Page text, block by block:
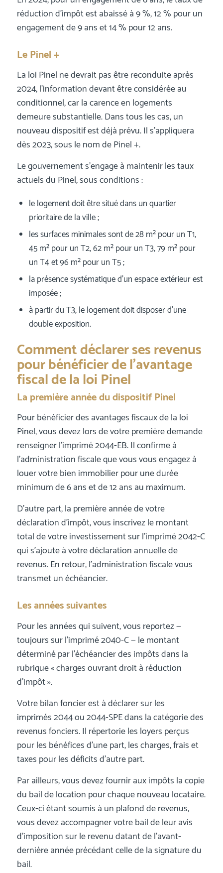
réduction d’impôt est abaissé à 9 %, 12 % pour un
engagement de 9 ans et 14 % pour 12 ans.
Le Pinel +
La loi Pinel ne devrait pas être reconduite après
2024, l’information devant être considérée au
conditionnel, car la carence en logements
demeure substantielle. Dans tous les cas, un
nouveau dispositif est déjà prévu. Il s’appliquera
dès 2023, sous le nom de Pinel +.
Le gouvernement s’engage à maintenir les taux
actuels du Pinel, sous conditions :
le logement doit être situé dans un quartier
prioritaire de la ville ;
les surfaces minimales sont de 28 m² pour un T1,
45 m² pour un T2, 62 m² pour un T3, 79 m² pour
un T4 et 96 m² pour un T5 ;
la présence systématique d’un espace extérieur est
imposée ;
à partir du T3, le logement doit disposer d’une
double exposition.
Comment déclarer ses revenus
pour bénéficier de l’avantage
fiscal de la loi Pinel
La première année du dispositif Pinel
Pour bénéficier des avantages fiscaux de la loi
Pinel, vous devez lors de votre première demande
renseigner l’imprimé 2044-EB. Il confirme à
l’administration fiscale que vous vous engagez à
louer votre bien immobilier pour une durée
minimum de 6 ans et de 12 ans au maximum.
D’autre part, la première année de votre
déclaration d’impôt, vous inscrivez le montant
total de votre investissement sur l’imprimé 2042-C
qui s’ajoute à votre déclaration annuelle de
revenus. En retour, l’administration fiscale vous
transmet un échéancier.
Les années suivantes
Pour les années qui suivent, vous reportez —
toujours sur l’imprimé 2040-C — le montant
déterminé par l’échéancier des impôts dans la
rubrique « charges ouvrant droit à réduction
d’impôt ».
Votre bilan foncier est à déclarer sur les
imprimés 2044 ou 2044-SPE dans la catégorie des
revenus fonciers. Il répertorie les loyers perçus
pour les bénéfices d’une part, les charges, frais et
taxes pour les déficits d’autre part.
Par ailleurs, vous devez fournir aux impôts la copie
du bail de location pour chaque nouveau locataire.
Ceux-ci étant soumis à un plafond de revenus,
vous devez accompagner votre bail de leur avis
d’imposition sur le revenu datant de l’avant-
dernière année précédant celle de la signature du
bail.